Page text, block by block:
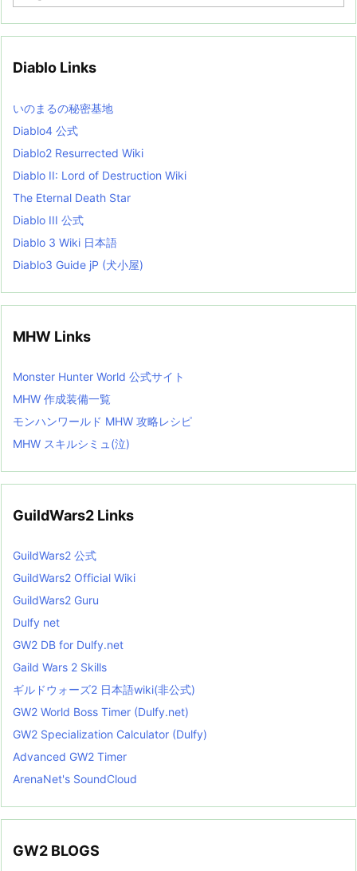
e
i
s
t
Diablo Links
いのまるの秘密基地
Diablo4 公式
Diablo2 Resurrected Wiki
Diablo II: Lord of Destruction Wiki
The Eternal Death Star
Diablo III 公式
Diablo 3 Wiki 日本語
Diablo3 Guide jP (犬小屋)
MHW Links
Monster Hunter World 公式サイト
MHW 作成装備一覧
モンハンワールド MHW 攻略レシピ
MHW スキルシミュ(泣)
GuildWars2 Links
GuildWars2 公式
GuildWars2 Official Wiki
GuildWars2 Guru
Dulfy net
GW2 DB for Dulfy.net
Gaild Wars 2 Skills
ギルドウォーズ2 日本語wiki(非公式)
GW2 World Boss Timer (Dulfy.net)
GW2 Specialization Calculator (Dulfy)
Advanced GW2 Timer
ArenaNet's SoundCloud
GW2 BLOGS